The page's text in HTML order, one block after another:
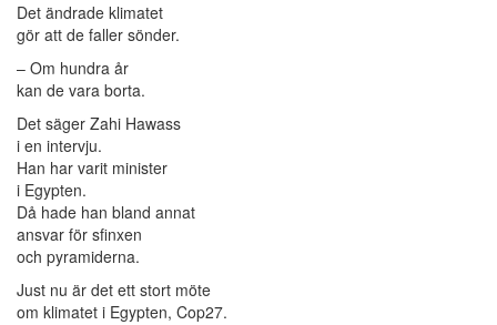
Det ändrade klimatet
gör att de faller sönder.
– Om hundra år
kan de vara borta.
Det säger Zahi Hawass
i en intervju.
Han har varit minister
i Egypten.
Då hade han bland annat
ansvar för sfinxen
och pyramiderna.
Just nu är det ett stort möte
om klimatet i Egypten, Cop27.